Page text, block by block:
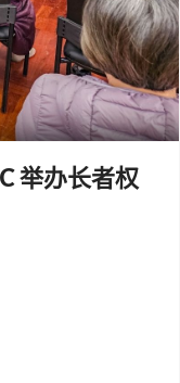
举办长者权